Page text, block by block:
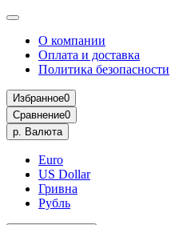
О компании
Оплата и доставка
Политика безопасности
Избранное0
Сравнение0
р. Валюта
Euro
US Dollar
Гривна
Рубль